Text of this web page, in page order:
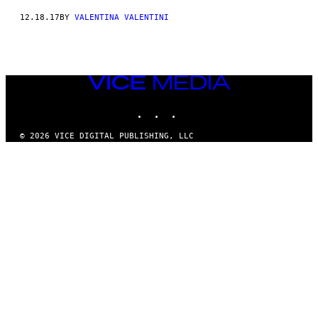
12.18.17BY VALENTINA VALENTINI
VICE
MEDIA
© 2026 VICE DIGITAL PUBLISHING, LLC